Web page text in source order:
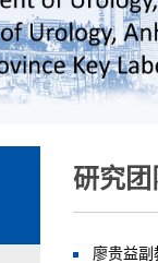
研究团
廖贵益副